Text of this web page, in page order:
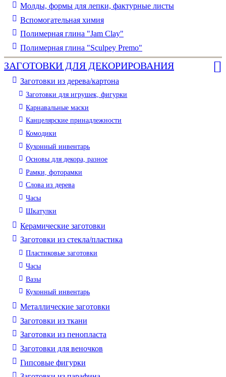
Молды, формы для лепки, фактурные листы
Вспомогательная химия
Полимерная глина "Jam Clay"
Полимерная глина "Sculpey Premo"
ЗАГОТОВКИ ДЛЯ ДЕКОРИРОВАНИЯ
Заготовки из дерева/картона
Заготовки для игрушек, фигурки
Карнавальные маски
Канцелярские принадлежности
Комодики
Кухонный инвентарь
Основы для декора, разное
Рамки, фоторамки
Слова из дерева
Часы
Шкатулки
Керамические заготовки
Заготовки из стекла/пластика
Пластиковые заготовки
Часы
Вазы
Кухонный инвентарь
Металлические заготовки
Заготовки из ткани
Заготовки из пенопласта
Заготовки для веночков
Гипсовые фигурки